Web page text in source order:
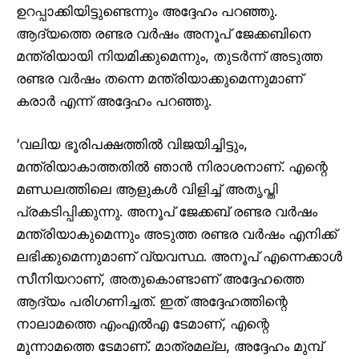
ഉറപ്പാക്കിയിട്ടുണ്ടെന്നും അദ്ദേഹം പറഞ്ഞു.
ആദ്യത്തെ രണ്ടര വർഷം അനൂപ് ജേക്കബിനെ
മന്ത്രിയായി നിയമിക്കുമെന്നും, തുടർന്ന് അടുത്ത
രണ്ടര വർഷം തന്നെ മന്ത്രിയാക്കുമെന്നുമാണ്
കരാർ എന്ന് അദ്ദേഹം പറഞ്ഞു.
‘വലിയ ഭൂരിപക്ഷത്തിൽ വിജയിച്ചിട്ടും,
മന്ത്രിയാകാത്തതിൽ ഞാൻ നിരാശനാണ്. എന്റെ
മണ്ഡലത്തിലെ ആളുകൾ വിളിച്ച് അതൃപ്തി
പ്രകടിപ്പിക്കുന്നു. അനൂപ് ജേക്കബ് രണ്ടര വർഷം
മന്ത്രിയാകുമെന്നും അടുത്ത രണ്ടര വർഷം എനിക്ക്
ലഭിക്കുമെന്നുമാണ് വ്യവസ്ഥ. അനൂപ് എന്നെക്കാൾ
സീനിയറാണ്, അതുകൊണ്ടാണ് അദ്ദേഹത്തെ
ആദ്യം പരിഗണിച്ചത്. ഇത് അദ്ദേഹത്തിന്റെ
നാലാമത്തെ എംഎൽഎ ടേമാണ്, എന്റെ
മൂന്നാമത്തെ ടേമാണ്. മാത്രമല്ല, അദ്ദേഹം മുമ്പ്